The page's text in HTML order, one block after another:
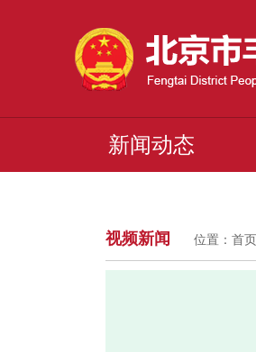
新闻动态
视频新闻 位置： 首页